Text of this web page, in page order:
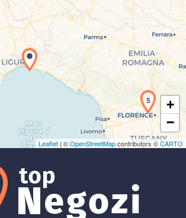
Caricamento della carta in corso...
5
+
−
Leaflet | ©OpenStreetMapcontributors ©CARTO